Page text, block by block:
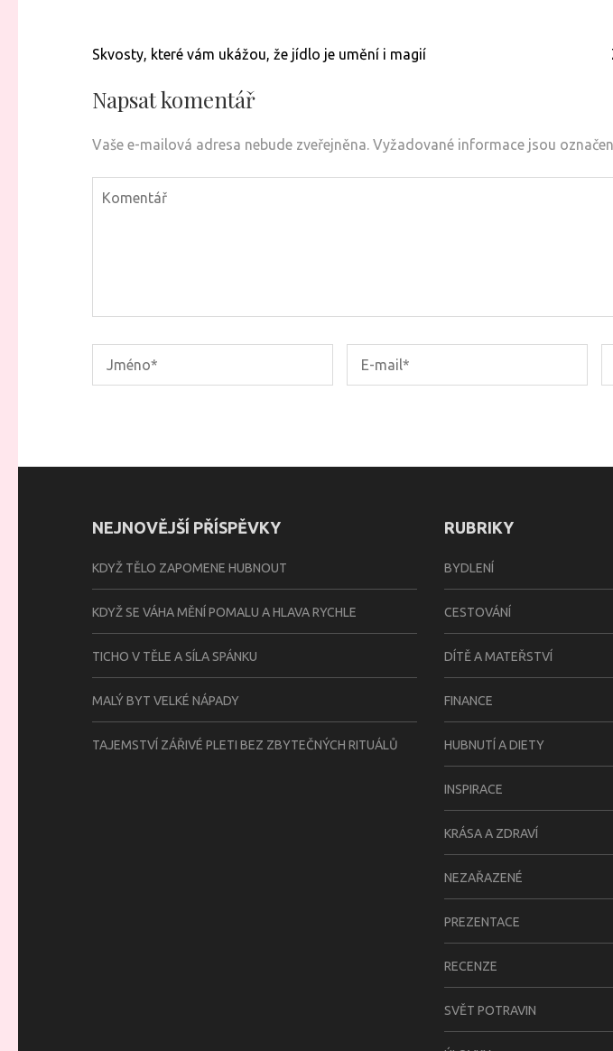
Navigace
příspěvek
Skvosty, které vám ukážou, že jídlo je umění i magií
Napsat komentář
Vaše e-mailová adresa nebude zveřejněna. Vyžadované informace jsou
NEJNOVĚJŠÍ PŘÍSPĚVKY
KDYŽ TĚLO ZAPOMENE HUBNOUT
KDYŽ SE VÁHA MĚNÍ POMALU A HLAVA RYCHLE
TICHO V TĚLE A SÍLA SPÁNKU
MALÝ BYT VELKÉ NÁPADY
TAJEMSTVÍ ZÁŘIVÉ PLETI BEZ ZBYTEČNÝCH RITUÁLŮ
RUBRIKY
BYDLENÍ
CESTOVÁNÍ
DÍTĚ A MATEŘSTVÍ
FINANCE
HUBNUTÍ A DIETY
INSPIRACE
KRÁSA A ZDRAVÍ
NEZAŘAZENÉ
PREZENTACE
RECENZE
SVĚT POTRAVIN